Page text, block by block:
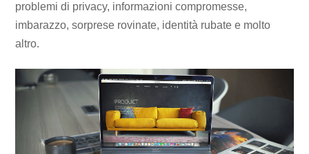
problemi di privacy, informazioni compromesse,
imbarazzo, sorprese rovinate, identità rubate e molto
altro.